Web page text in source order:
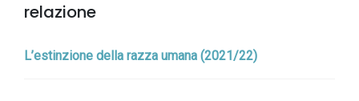
relazione
L’estinzione della razza umana (2021/22)